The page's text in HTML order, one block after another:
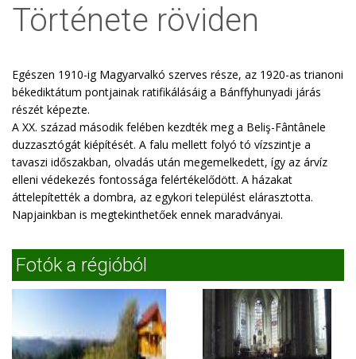
Története röviden
Egészen 1910-ig Magyarvalkó szerves része, az 1920-as trianoni
békediktátum pontjainak ratifikálásáig a Bánffyhunyadi járás
részét képezte.
A XX. század második felében kezdték meg a Beliş-Fântânele
duzzasztógát kiépítését. A falu mellett folyó tó vízszintje a
tavaszi időszakban, olvadás után megemelkedett, így az árvíz
elleni védekezés fontossága felértékelődött. A házakat
áttelepítették a dombra, az egykori települést elárasztotta.
Napjainkban is megtekinthetőek ennek maradványai.
Fotók a régióból